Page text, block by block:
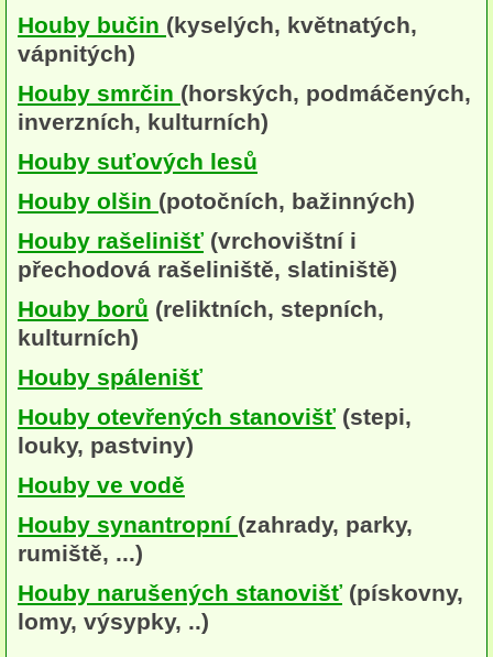
Houby (Fotogalerie)
podle typu plodnic
mykorhizni
terestrické saprotrofní
fungikolní
šišky, plody, květy
koprofilní
lichenizované
muscikolni
herbikolní-dvouděložné
herbikolní-jednoděložné
herbikolní-kapraďorosty
Houby bučin (kyselých, květnatých,
vápnitých)
Houby smrčin (horských, podmáčených,
inverzních, kulturních)
Houby suťových lesů
Houby olšin (potočních, bažinných)
Houby rašelinišť (vrchovištní i
přechodová rašeliniště, slatiniště)
Houby borů (reliktních, stepních,
kulturních)
Houby spálenišť
Houby otevřených stanovišť (stepi,
louky, pastviny)
Houby ve vodě
Houby synantropní (zahrady, parky,
rumiště, ...)
Houby narušených stanovišť (pískovny,
lomy, výsypky, ..)